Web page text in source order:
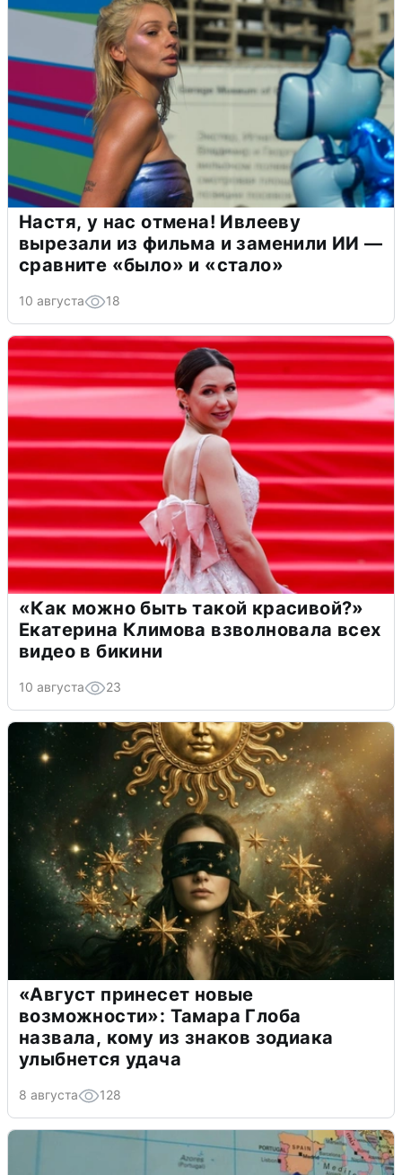
Настя, у нас отмена! Ивлееву
вырезали из фильма и заменили ИИ —
сравните «было» и «стало»
10 августа 18
«Как можно быть такой красивой?»
Екатерина Климова взволновала всех
видео в бикини
10 августа 23
«Август принесет новые
возможности»: Тамара Глоба
назвала, кому из знаков зодиака
улыбнется удача
8 августа 128